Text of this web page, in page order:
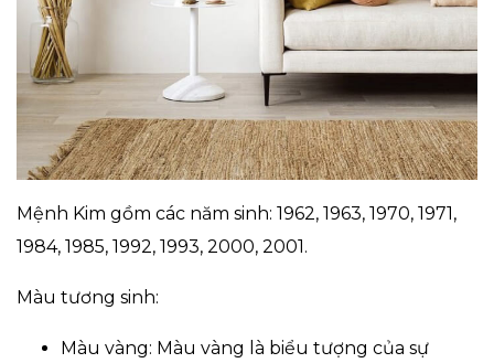
Mệnh Kim gồm các năm sinh: 1962, 1963, 1970, 1971,
1984, 1985, 1992, 1993, 2000, 2001.
Màu tương sinh:
Màu vàng: Màu vàng là biểu tượng của sự